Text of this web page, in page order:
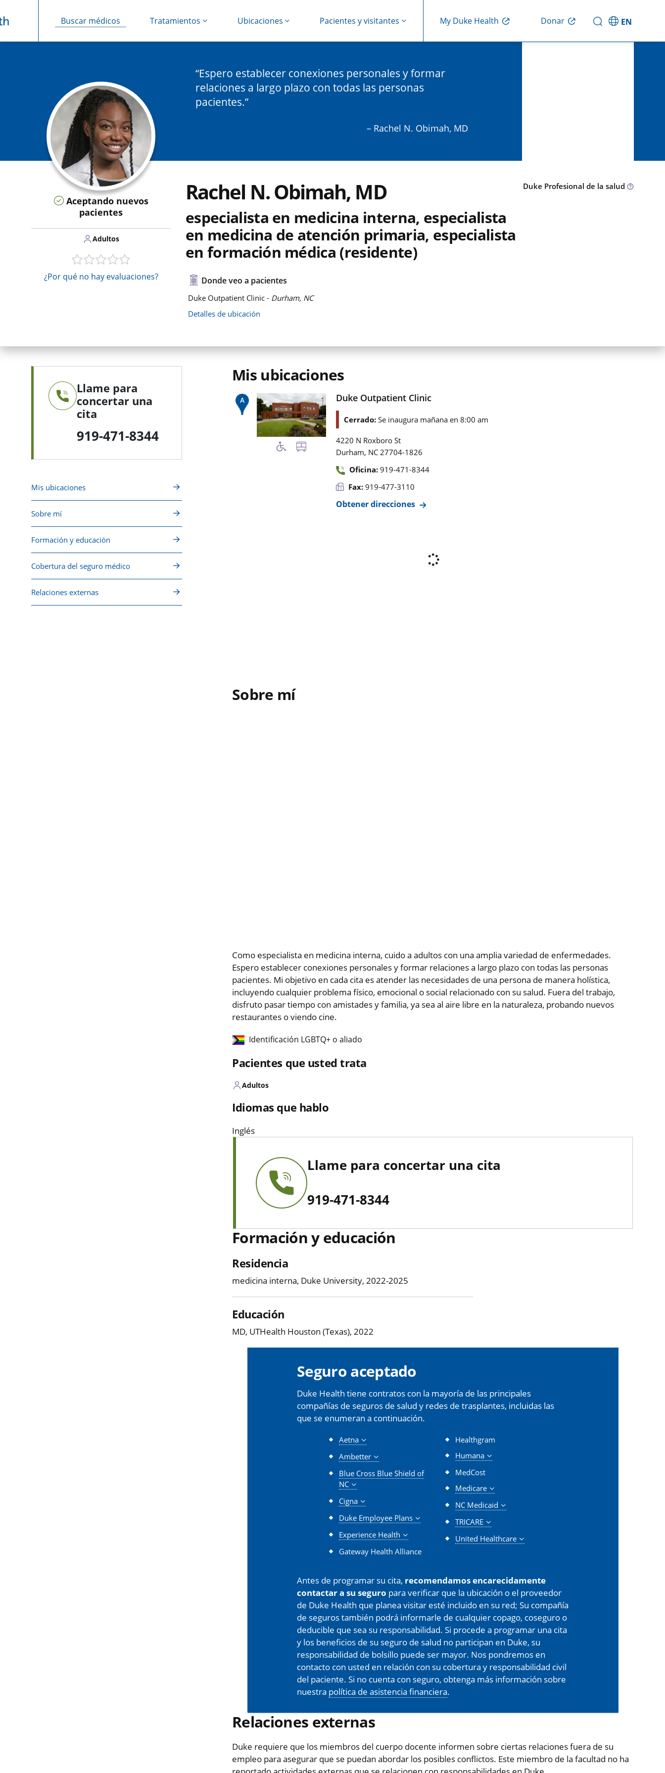
Buscar médicos Tratamientos Ubicaciones Pacientes y visitantes My Duke Health Donar EN
Aceptando nuevos
pacientes
Adultos
¿Por qué no hay evaluaciones?
Espero establecer conexiones personales y formar
relaciones a largo plazo con todas las personas
pacientes.
– Rachel N. Obimah, MD
Rachel N. Obimah, MD
especialista en medicina interna, especialista
en medicina de atención primaria, especialista
en formación médica (residente)
Duke Profesional de la salud
Donde veo a pacientes
Duke Outpatient Clinic - Durham, NC
Detalles de ubicación
Llame para
concertar una
cita
919-471-8344
Mis ubicaciones
Sobre mí
Formación y educación
Cobertura del seguro médico
Relaciones externas
Mis ubicaciones
Duke Outpatient Clinic
Cerrado: Se inaugura mañana en 8:00 am
4220 N Roxboro St
Durham, NC 27704-1826
Oficina: 919-471-8344
Fax: 919-477-3110
Obtener direcciones
Sobre mí
Como especialista en medicina interna, cuido a adultos con una amplia variedad de enfermedades.
Espero establecer conexiones personales y formar relaciones a largo plazo con todas las personas
pacientes. Mi objetivo en cada cita es atender las necesidades de una persona de manera holística,
incluyendo cualquier problema físico, emocional o social relacionado con su salud. Fuera del trabajo,
disfruto pasar tiempo con amistades y familia, ya sea al aire libre en la naturaleza, probando nuevos
restaurantes o viendo cine.
Identificación LGBTQ+ o aliado
Pacientes que usted trata
Adultos
Idiomas que hablo
Inglés
Llame para concertar una cita
919-471-8344
Formación y educación
Residencia
medicina interna, Duke University, 2022-2025
Educación
MD, UTHealth Houston (Texas), 2022
Seguro aceptado
Duke Health tiene contratos con la mayoría de las principales
compañías de seguros de salud y redes de trasplantes, incluidas las
que se enumeran a continuación.
Aetna
Ambetter
Blue Cross Blue Shield of
NC
Cigna
Duke Employee Plans
Experience Health
Gateway Health Alliance
Healthgram
Humana
MedCost
Medicare
NC Medicaid
TRICARE
United Healthcare
Antes de programar su cita, recomendamos encarecidamente
contactar a su seguro para verificar que la ubicación o el proveedor
de Duke Health que planea visitar esté incluido en su red; Su compañía
de seguros también podrá informarle de cualquier copago, coseguro o
deducible que sea su responsabilidad. Si procede a programar una cita
y los beneficios de su seguro de salud no participan en Duke, su
responsabilidad de bolsillo puede ser mayor. Nos pondremos en
contacto con usted en relación con su cobertura y responsabilidad civil
del paciente. Si no cuenta con seguro, obtenga más información sobre
nuestra política de asistencia financiera.
Relaciones externas
Duke requiere que los miembros del cuerpo docente informen sobre ciertas relaciones fuera de su
empleo para asegurar que se puedan abordar los posibles conflictos. Este miembro de la facultad no ha